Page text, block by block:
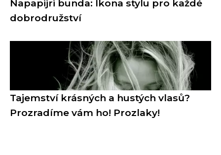
Napapijri bunda: Ikona stylu pro každé
dobrodružství
Tajemství krásných a hustých vlasů?
Prozradíme vám ho! Prozlaky!